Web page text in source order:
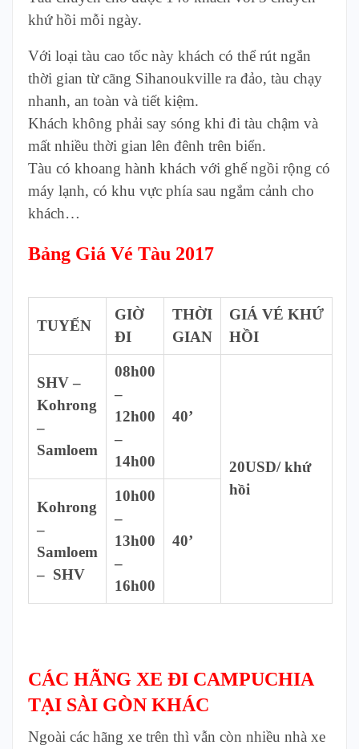
khứ hồi mỗi ngày.
Với loại tàu cao tốc này khách có thể rút ngắn
thời gian từ cãng Sihanoukville ra đảo, tàu chạy
nhanh, an toàn và tiết kiệm.
Khách không phải say sóng khi đi tàu chậm và
mất nhiều thời gian lên đênh trên biển.
Tàu có khoang hành khách với ghế ngồi rộng có
máy lạnh, có khu vực phía sau ngắm cảnh cho
khách…
Bảng Giá Vé Tàu 2017
TUYẾN
GIỜ
ĐI
THỜI
GIAN
GIÁ VÉ KHỨ
HỒI
SHV –
Kohrong
–
Samloem
08h00
–
12h00
–
14h00
40’
20USD/ khứ
hồi
Kohrong
–
Samloem
– SHV
10h00
–
13h00
–
16h00
40’
CÁC HÃNG XE ĐI CAMPUCHIA
TẠI SÀI GÒN KHÁC
Ngoài các hãng xe trên thì vẫn còn nhiều nhà xe